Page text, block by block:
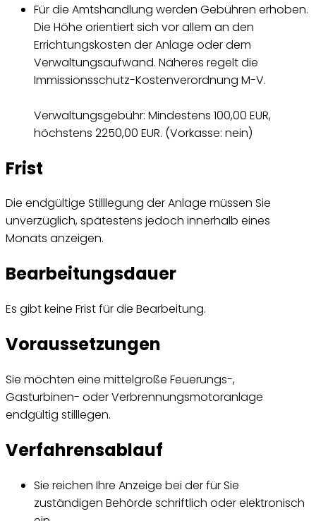
Für die Amtshandlung werden Gebühren erhoben.
Die Höhe orientiert sich vor allem an den
Errichtungskosten der Anlage oder dem
Verwaltungsaufwand. Näheres regelt die
Immissionsschutz-Kostenverordnung M-V.
Verwaltungsgebühr: Mindestens 100,00 EUR,
höchstens 2250,00 EUR. (Vorkasse: nein)
Frist
Die endgültige Stilllegung der Anlage müssen Sie
unverzüglich, spätestens jedoch innerhalb eines
Monats anzeigen.
Bearbeitungsdauer
Es gibt keine Frist für die Bearbeitung.
Voraussetzungen
Sie möchten eine mittelgroße Feuerungs-,
Gasturbinen- oder Verbrennungsmotoranlage
endgültig stilllegen.
Verfahrensablauf
Sie reichen Ihre Anzeige bei der für Sie
zuständigen Behörde schriftlich oder elektronisch